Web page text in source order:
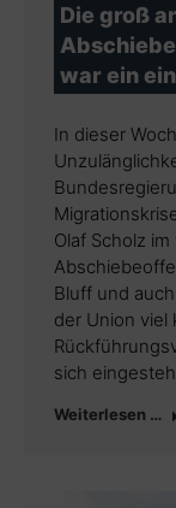
Die groß
war ein
In dieser
Olaf Scholz
Bluff und
der Union viel
sich
Weiterlesen …